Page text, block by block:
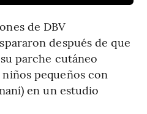
de DBV
después de que
parche cutáneo
pequeños con
en un estudio